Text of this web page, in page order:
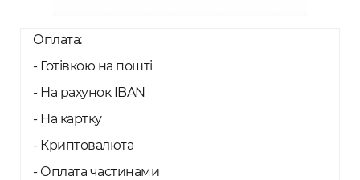
Оплата:
- Готівкою на пошті
- На рахунок IBAN
- На картку
- Криптовалюта
- Оплата частинами